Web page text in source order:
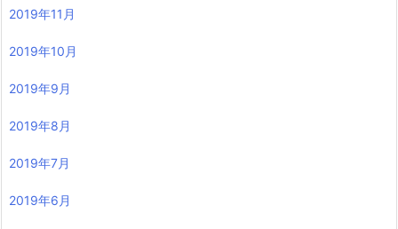
2019年11月
2019年10月
2019年9月
2019年8月
2019年7月
2019年6月